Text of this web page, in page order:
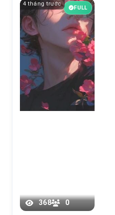
4 tháng trước
FULL
368 0